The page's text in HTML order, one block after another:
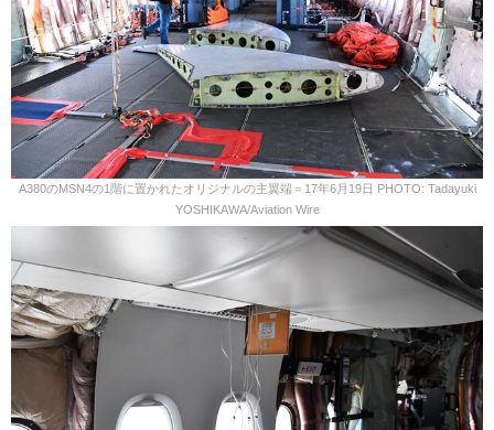
A380のMSN4の1階に置かれたオリジナルの主翼端＝17年6月19日 PHOTO: Tadayuki
YOSHIKAWA/Aviation Wire